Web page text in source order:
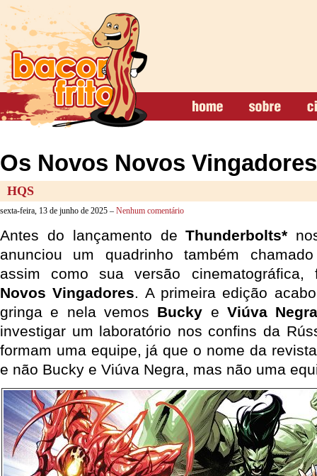
Os Novos Novos Vingadores
HQS
sexta-feira, 13 de junho de 2025 – Nenhum comentário
Antes do lançamento deThunderbolts*
anunciou um quadrinho também
assim como sua versão cinematográfica,
Novos Vingadores. A primeira edição
gringa e nela vemos Bucky e Viúva
investigar um laboratório nos confins da
formam uma equipe, já que o nome da
e não Bucky e Viúva Negra, mas não uma